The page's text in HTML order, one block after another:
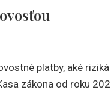
platby, aké
zákona od roku